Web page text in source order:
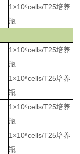
1×10⁶cells/T25培养
瓶
1×10⁶cells/T25培养
瓶
1×10⁶cells/T25培养
瓶
1×10⁶cells/T25培养
瓶
1×10⁶cells/T25培养
瓶